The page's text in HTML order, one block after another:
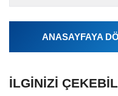
Ajansı
ANASAYFAYA
İLGINIZI